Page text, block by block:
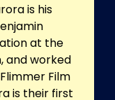
is his
at the
and worked
Film
is their first